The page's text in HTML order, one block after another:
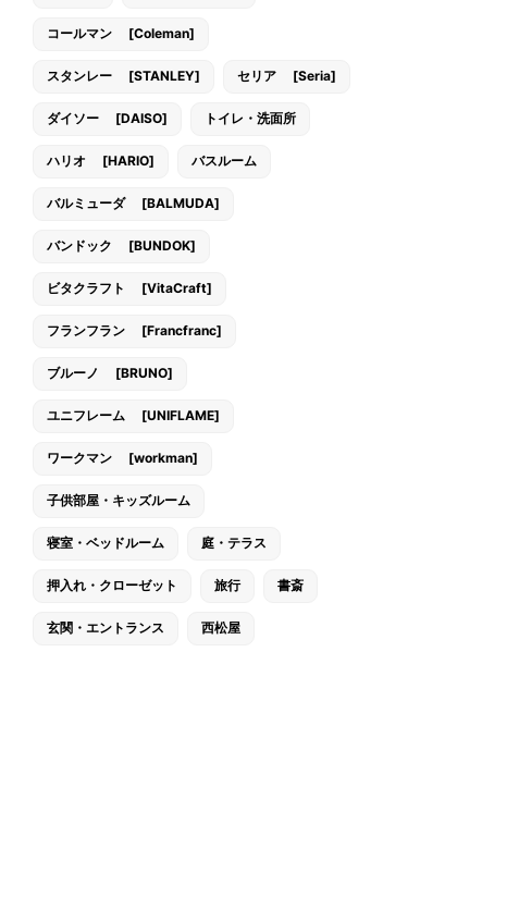
コールマン [Coleman]
スタンレー [STANLEY] セリア [Seria]
ダイソー [DAISO] トイレ・洗面所
ハリオ [HARIO] バスルーム
バルミューダ [BALMUDA]
バンドック [BUNDOK]
ビタクラフト [VitaCraft]
フランフラン [Francfranc]
ブルーノ [BRUNO]
ユニフレーム [UNIFLAME]
ワークマン [workman]
子供部屋・キッズルーム
寝室・ベッドルーム 庭・テラス
押入れ・クローゼット 旅行 書斎
玄関・エントランス 西松屋